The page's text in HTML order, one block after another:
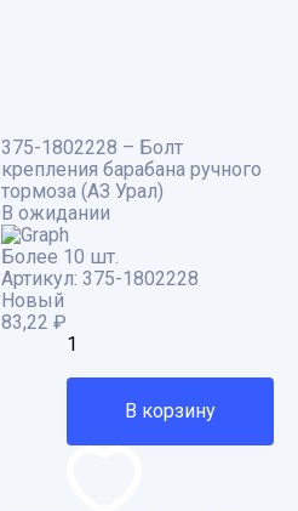
375-1802228 – Болт
крепления барабана ручного
тормоза (АЗ Урал)
В ожидании
Более 10 шт.
Артикул: 375-1802228
Новый
83,22 ₽
В корзину